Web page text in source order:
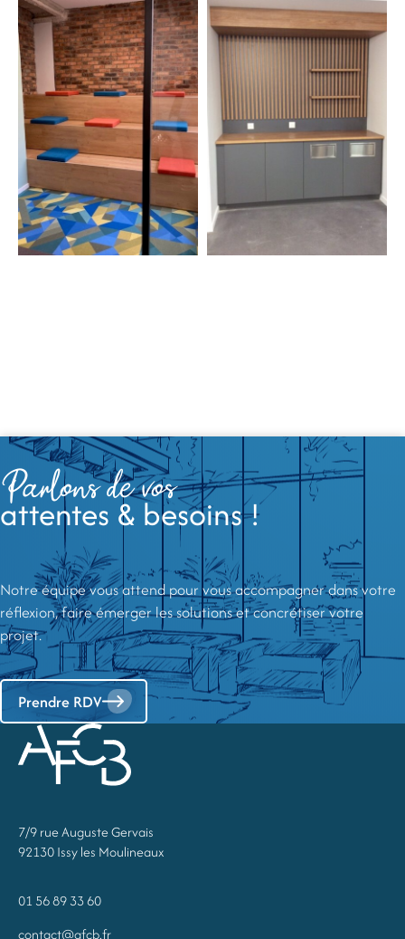
Parlons de vos
attentes & besoins !
Notre équipe vous attend pour vous accompagner dans votre
réflexion, faire émerger les solutions et concrétiser votre
projet.
Prendre RDV
7/9 rue Auguste Gervais
92130 Issy les Moulineaux
01 56 89 33 60
contact@afcb.fr